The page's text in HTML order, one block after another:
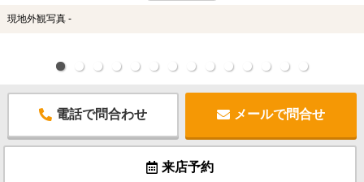
現地外観写真 -
電話で問合わせ メールで問合せ
来店予約